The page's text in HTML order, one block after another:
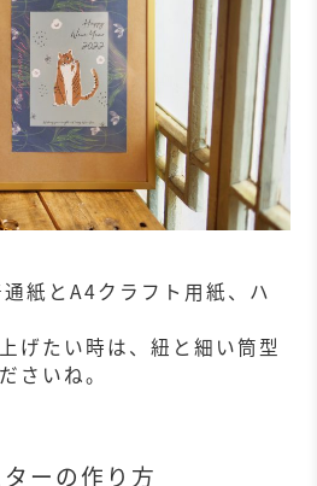
紙とA4クラフト用紙、ハ
げたい時は、紐と細い筒型
さいね。
ーの作り方